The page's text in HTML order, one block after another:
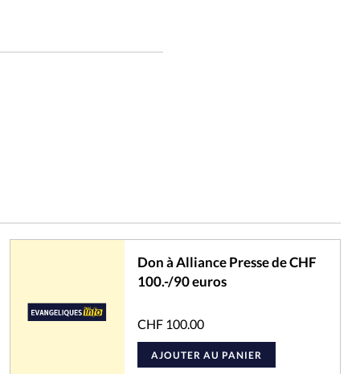
Don à Alliance Presse de CHF
100.-/90 euros
CHF 100.00
AJOUTER AU PANIER